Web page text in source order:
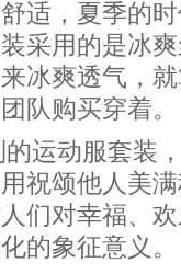
适，夏季的
采用的是冰
冰爽透气，
队购买穿着。
运动服套装
祝颂他人美
们对幸福、
的象征意义。